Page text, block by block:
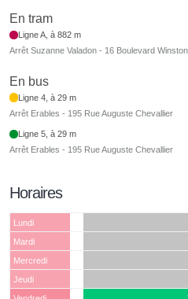
En tram
Ligne A, à 882 m
Arrêt Suzanne Valadon - 16 Boulevard Winston
En bus
Ligne 4, à 29 m
Arrêt Erables - 195 Rue Auguste Chevallier
Ligne 5, à 29 m
Arrêt Erables - 195 Rue Auguste Chevallier
Horaires
Lundi
Mardi
Mercredi
Jeudi